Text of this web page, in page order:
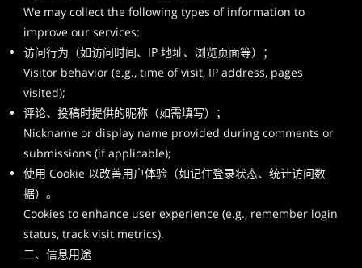
We may collect the following types of information to
improve our services:
访问行为（如访问时间、IP 地址、浏览页面等）；
Visitor behavior (e.g., time of visit, IP address, pages
visited);
评论、投稿时提供的昵称（如需填写）；
Nickname or display name provided during comments or
submissions (if applicable);
使用 Cookie 以改善用户体验（如记住登录状态、统计访问数
据）。
Cookies to enhance user experience (e.g., remember login
status, track visit metrics).
二、信息用途